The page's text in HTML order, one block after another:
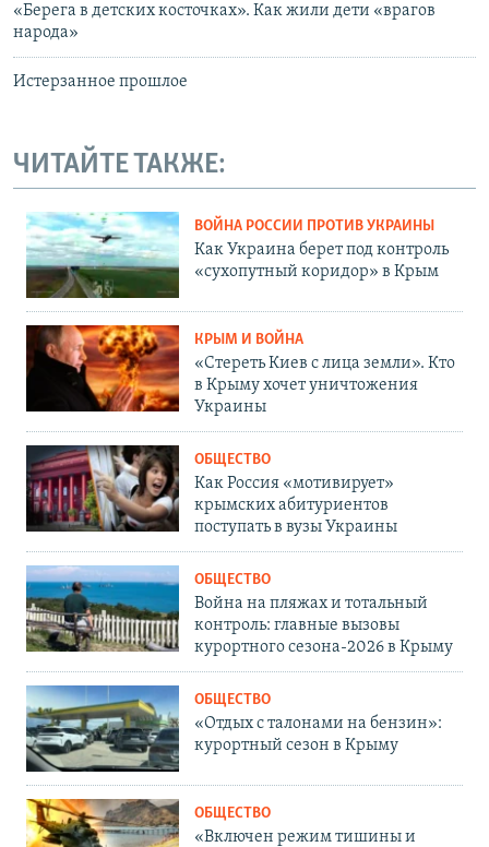
«Берега в детских косточках». Как жили дети «врагов
народа»
Истерзанное прошлое
ЧИТАЙТЕ ТАКЖЕ:
ВОЙНА РОССИИ ПРОТИВ УКРАИНЫ
Как Украина берет под контроль
«сухопутный коридор» в Крым
КРЫМ И ВОЙНА
«Стереть Киев с лица земли». Кто
в Крыму хочет уничтожения
Украины
ОБЩЕСТВО
Как Россия «мотивирует»
крымских абитуриентов
поступать в вузы Украины
ОБЩЕСТВО
Война на пляжах и тотальный
контроль: главные вызовы
курортного сезона-2026 в Крыму
ОБЩЕСТВО
«Отдых с талонами на бензин»:
курортный сезон в Крыму
ОБЩЕСТВО
«Включен режим тишины и